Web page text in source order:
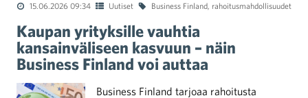
15.06.2026 09:34 Uutiset Business Finland, rahoitusmahdollisuudet
Kaupan yrityksille vauhtia
kansainväliseen kasvuun – näin
Business Finland voi auttaa
Business Finland tarjoaa rahoitusta